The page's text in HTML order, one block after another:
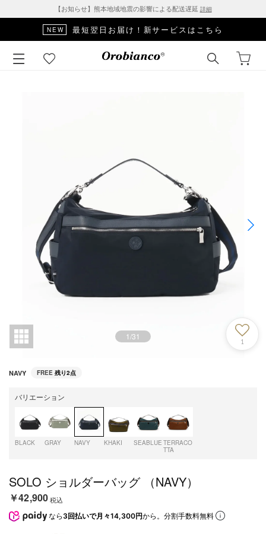
【お知らせ】熊本地域地震の影響による配送遅延 詳細
NEW 最短翌日お届け！新サービスはこちら
1/31
1
NAVY FREE 残り2点
バリエーション
BLACK GRAY NAVY KHAKI SEABLUE TERRACO
TTA
SOLO ショルダーバッグ （NAVY）
￥42,900税込
なら 3回払いで月々14,300円から。分割手数料無料